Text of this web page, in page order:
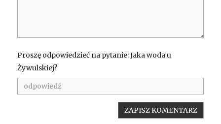
Proszę odpowiedzieć na pytanie: Jaka woda u
Żywulskiej?